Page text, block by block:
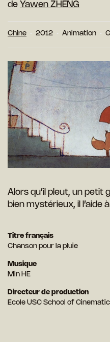
de Yawen ZHENG
Chine 2012 Animation
Alors qu’il pleut, un
bien mystérieux, il l’aide
Titre français
Chanson pour la pluie
Musique
Min HE
Directeur de production
Ecole USC School of